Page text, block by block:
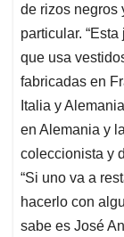
de rizos negros
particular.
que usa
fabricadas en
Italia y
en Alemania y
coleccionista y
“Si uno va a
hacerlo con
sabe es José